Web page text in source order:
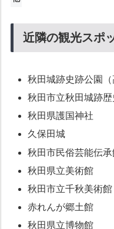
近隣の観光スポ
秋田城跡史跡公園（
秋田市立秋田城跡
秋田県護国神社
久保田城
秋田市民俗芸能伝承
秋田県立美術館
秋田市立千秋美術館
赤れんが郷土館
秋田県立博物館